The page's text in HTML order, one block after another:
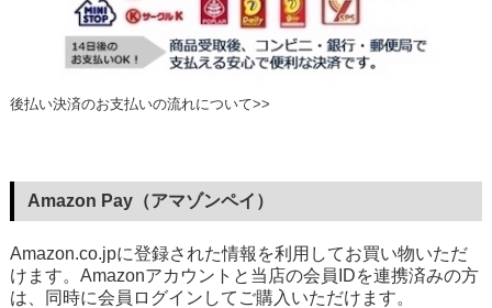
後払い決済のお支払いの流れについて>>
Amazon Pay（アマゾンペイ）
Amazon.co.jpに登録された情報を利用してお買い物いただ
けます。Amazonアカウントと当店の会員IDを連携済みの方
は、同時に会員ログインしてご購入いただけます。